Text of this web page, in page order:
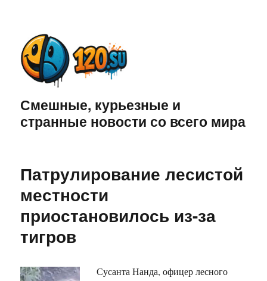
Смешные, курьезные и
странные новости со всего мира
Патрулирование лесистой
местности
приостановилось из-за
тигров
Сусанта Нанда, офицер лесного